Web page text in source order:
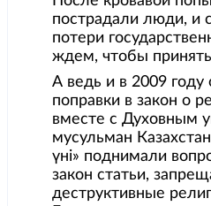
пострадали люди, и
потери
ждем, чтобы принять
А ведь и в 2009 году
поправки в закон о
вместе с Духовным
мусульман
үні» поднимали
закон статьи,
деструктивные